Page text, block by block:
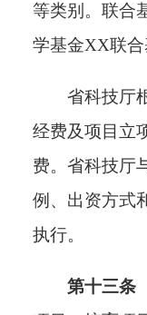
等类别。 联合
学基金XX联合
省科技厅
经费及项目立
费。省科技厅
例、出资方式
执行。
第十三条